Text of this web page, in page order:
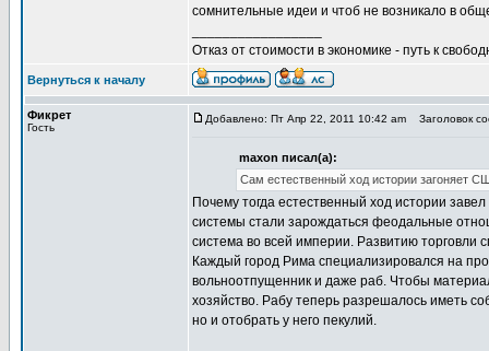
сомнительные идеи и чтоб не возникало в
Отказ от стоимости в экономике - путь к
Вернуться к началу
Фикрет
Гость
Добавлено: Пт Апр 22, 2011 10:42 am Заголовок
maxon писал(а):
Сам естественный ход истории загоняет
Почему тогда естественный ход истории
системы стали зарождаться феодальные
система во всей империи. Развитию торговли
Каждый город Рима специализировался на
вольноотпущенник и даже раб. Чтобы
хозяйство. Рабу теперь разрешалось иметь
но и отобрать у него пекулий.